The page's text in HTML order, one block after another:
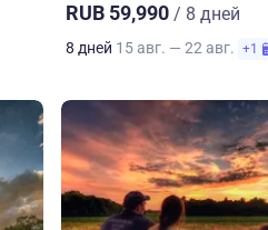
RUB 59,990 / 8 дней
8 дней 15 авг. — 22 авг. +1